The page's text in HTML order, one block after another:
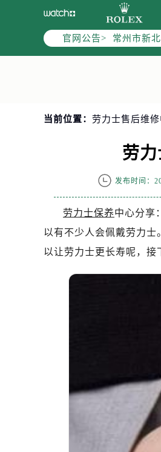
官网公告>
上海市黄
南京市秦
常州市新
徐州市鼓
盐城市盐
宁波市江
金华市金
绍兴市越
南昌市红
济南市历
广州市越
深圳市罗
厦门市思
福州市鼓
成都市锦
重庆市江
长沙市芙
郑州市二
太原市迎
沈阳市沈
沈阳市沈
当前位置： 劳力士售后维
劳力
发布时间：
劳力士保养中心分享
以有不少人会佩戴劳力
以让劳力士更长寿呢，接